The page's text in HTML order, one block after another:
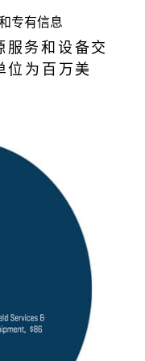
专有信息
务和设备交
位为百万美